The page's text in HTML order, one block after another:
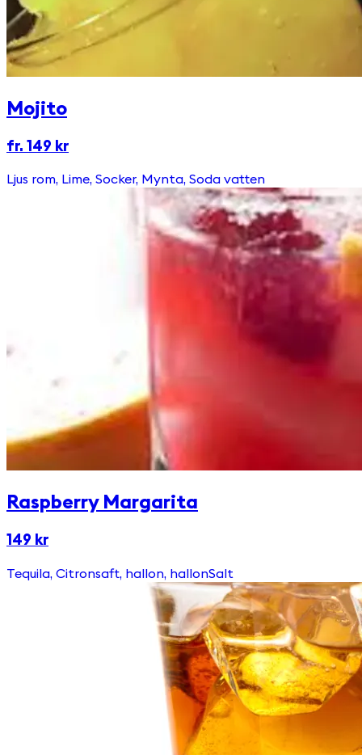
Mojito
fr. 149 kr
Ljus rom, Lime, Socker, Mynta, Soda vatten
Raspberry Margarita
149 kr
Tequila, Citronsaft, hallon, hallonSalt